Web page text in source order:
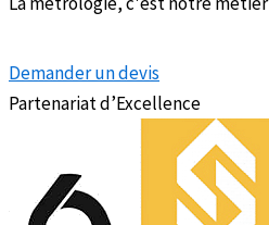
Demander un devis
Partenariat d’Excellence